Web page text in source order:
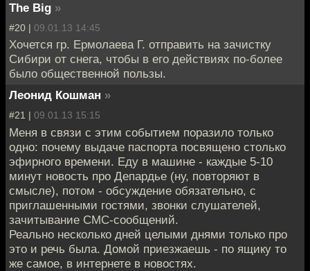
The Big »
#20 | 09.01.13 14:45
Хочется гр. Ермолаева Г. отправить на зачистку
Сибири от снега, чтобы в его действиях по-более
было общественной пользы.
Леонид Кошман »
#21 | 09.01.13 15:15
Меня в связи с этим событием поразило только
одно: почему выдаче паспорта посвящено столько
эфирного времени. Еду в машине - каждые 5-10
минут новость про Депардье (ну, повторяют в
смысле), потом - обсуждение обязательно, с
приглашенными гостями, звонки слушателей,
зачитывание СМС-сообщений.
Реально несколько дней целыми днями только про
это и речь была. Домой приезжаешь - по ящику то
же самое, в интернете в новостях.